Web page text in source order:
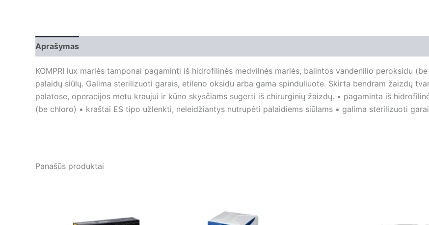
Aprašymas
KOMPRI lux marlės tamponai pagaminti iš hidrofilinės medvilnės marlės, balintos vandenilio peroksidu
palaidų siūlų. Galima sterilizuoti garais, etileno oksidu arba gama spinduliuote. Skirta bendram žaizdų
palatose, operacijos metu kraujui ir kūno skysčiams sugerti iš chirurginių žaizdų. ▪ pagaminta iš
(be chloro) ▪ kraštai ES tipo užlenkti, neleidžiantys nutrupėti palaidiems siūlams ▪ galima sterilizuoti
Panašūs produktai